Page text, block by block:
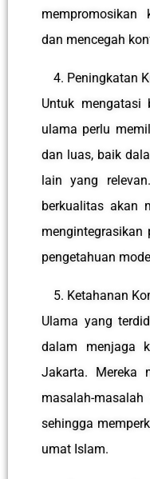
mempromosikan
dan mencegah
Peningkatan
Untuk mengatasi
ulama perlu
dan luas, baik
lain yang
berkualitas akan
mengintegrasikan
pengetahuan
Ketahanan
Ulama yang
dalam menjaga
Jakarta. Mereka
masalah-
sehingga
umat Islam.